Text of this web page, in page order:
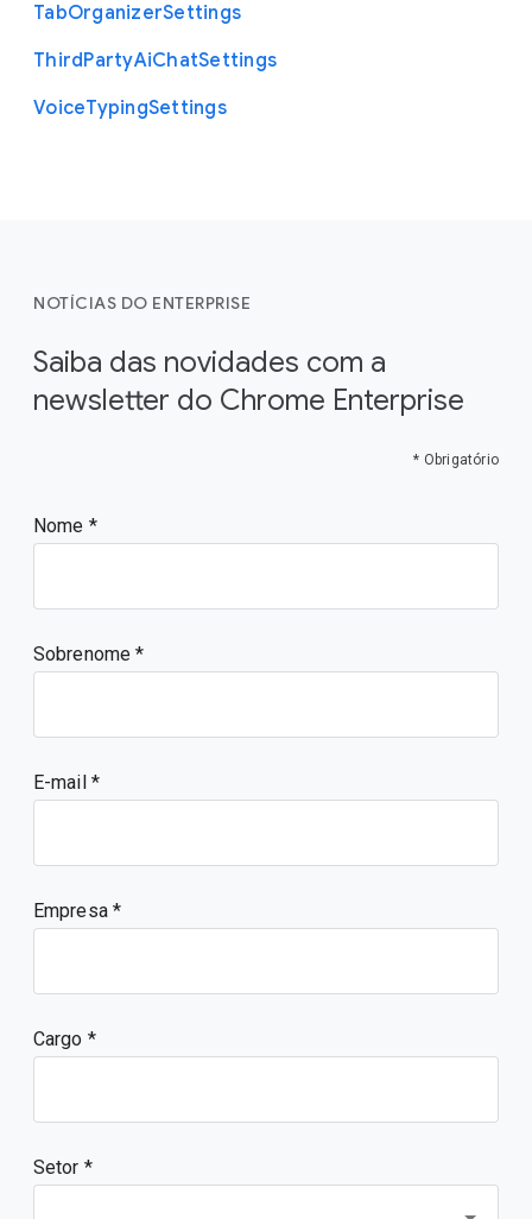
TabOrganizerSettings
ThirdPartyAiChatSettings
VoiceTypingSettings
NOTÍCIAS DO ENTERPRISE
Saiba das novidades com a
newsletter do Chrome Enterprise
* Obrigatório
Nome
Sobrenome
E-mail
Empresa
Cargo
Setor *